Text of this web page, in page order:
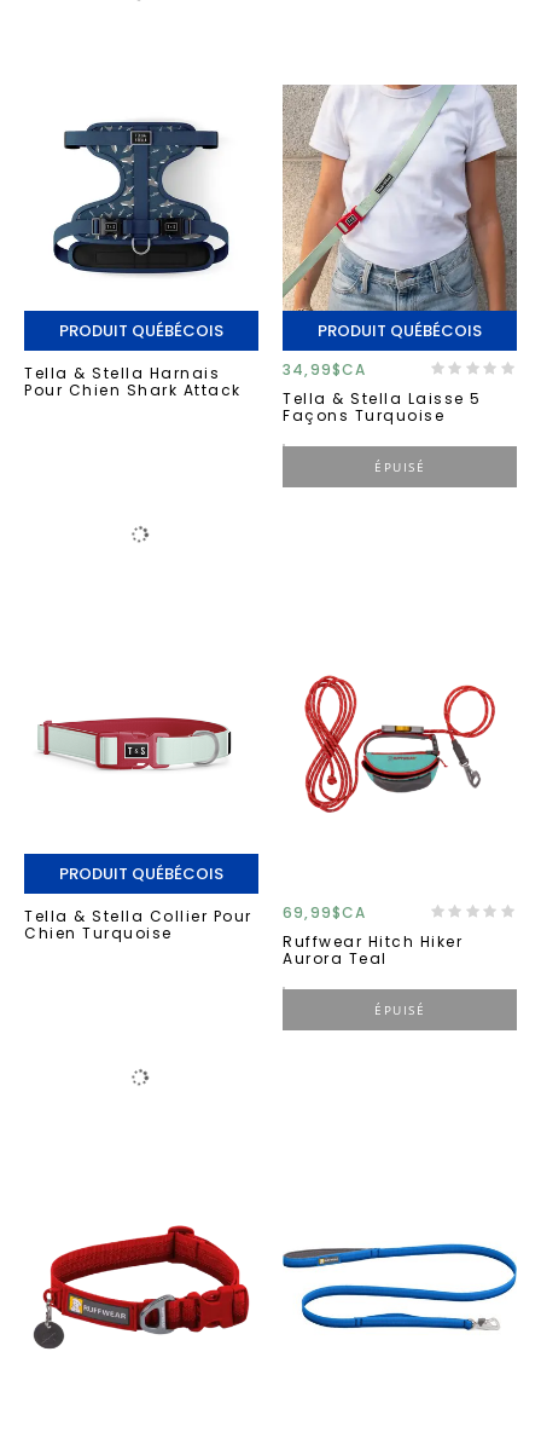
PRODUIT QUÉBÉCOIS
Tella & Stella Harnais
Pour Chien Shark Attack
PRODUIT QUÉBÉCOIS
34,99$CA
Tella & Stella Laisse 5
Façons Turquoise
ÉPUISÉ
PRODUIT QUÉBÉCOIS
Tella & Stella Collier Pour
Chien Turquoise
69,99$CA
Ruffwear Hitch Hiker
Aurora Teal
ÉPUISÉ